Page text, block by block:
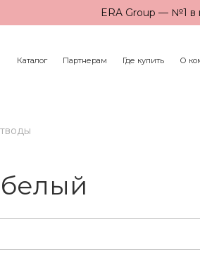
ERA Group — №1 в
Каталог Партнерам Где купить О